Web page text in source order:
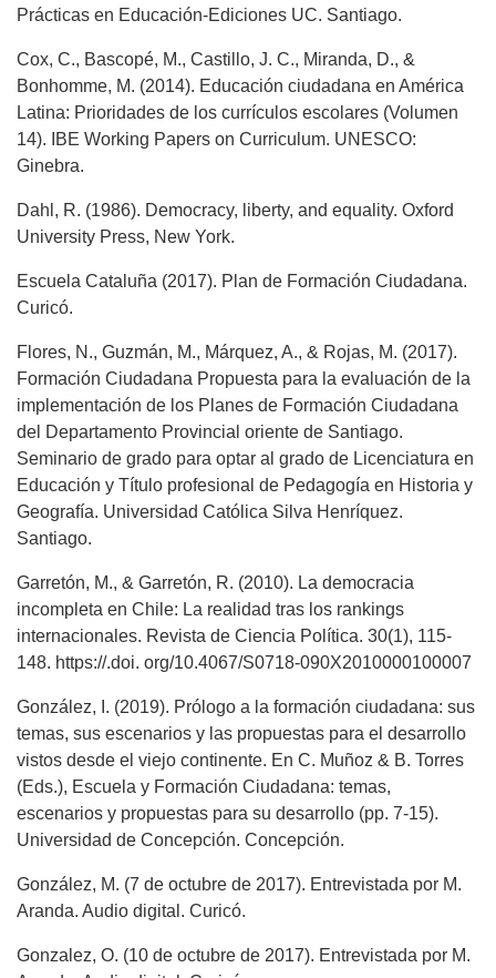
Prácticas en Educación-Ediciones UC. Santiago.
Cox, C., Bascopé, M., Castillo, J. C., Miranda, D., &
Bonhomme, M. (2014). Educación ciudadana en América
Latina: Prioridades de los currículos escolares (Volumen
14). IBE Working Papers on Curriculum. UNESCO:
Ginebra.
Dahl, R. (1986). Democracy, liberty, and equality. Oxford
University Press, New York.
Escuela Cataluña (2017). Plan de Formación Ciudadana.
Curicó.
Flores, N., Guzmán, M., Márquez, A., & Rojas, M. (2017).
Formación Ciudadana Propuesta para la evaluación de la
implementación de los Planes de Formación Ciudadana
del Departamento Provincial oriente de Santiago.
Seminario de grado para optar al grado de Licenciatura en
Educación y Título profesional de Pedagogía en Historia y
Geografía. Universidad Católica Silva Henríquez.
Santiago.
Garretón, M., & Garretón, R. (2010). La democracia
incompleta en Chile: La realidad tras los rankings
internacionales. Revista de Ciencia Política. 30(1), 115-
148. https://.doi. org/10.4067/S0718-090X2010000100007
González, I. (2019). Prólogo a la formación ciudadana: sus
temas, sus escenarios y las propuestas para el desarrollo
vistos desde el viejo continente. En C. Muñoz & B. Torres
(Eds.), Escuela y Formación Ciudadana: temas,
escenarios y propuestas para su desarrollo (pp. 7-15).
Universidad de Concepción. Concepción.
González, M. (7 de octubre de 2017). Entrevistada por M.
Aranda. Audio digital. Curicó.
Gonzalez, O. (10 de octubre de 2017). Entrevistada por M.